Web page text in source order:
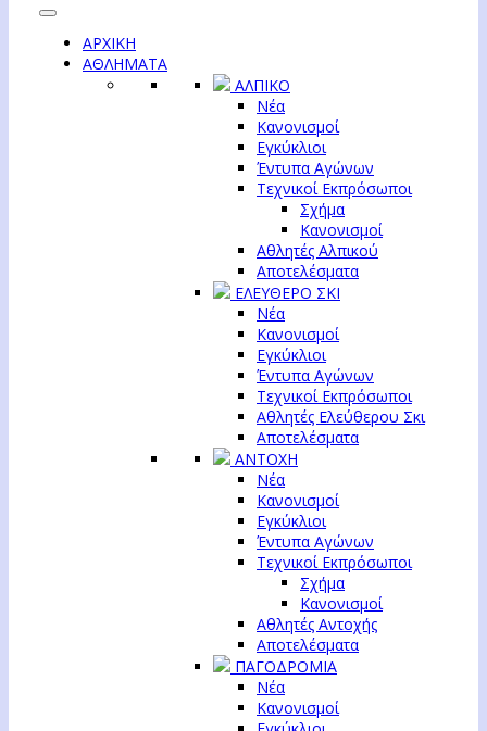
ΑΡΧΙΚΗ
ΑΘΛΗΜΑΤΑ
ΑΛΠΙΚΟ
Νέα
Κανονισμοί
Εγκύκλιοι
Έντυπα Αγώνων
Τεχνικοί Εκπρόσωποι
Σχήμα
Κανονισμοί
Αθλητές Αλπικού
Αποτελέσματα
ΕΛΕΥΘΕΡΟ ΣΚΙ
Νέα
Κανονισμοί
Εγκύκλιοι
Έντυπα Αγώνων
Τεχνικοί Εκπρόσωποι
Αθλητές Ελεύθερου Σκι
Αποτελέσματα
ΑΝΤΟΧΗ
Νέα
Κανονισμοί
Εγκύκλιοι
Έντυπα Αγώνων
Τεχνικοί Εκπρόσωποι
Σχήμα
Κανονισμοί
Αθλητές Αντοχής
Αποτελέσματα
ΠΑΓΟΔΡΟΜΙΑ
Νέα
Κανονισμοί